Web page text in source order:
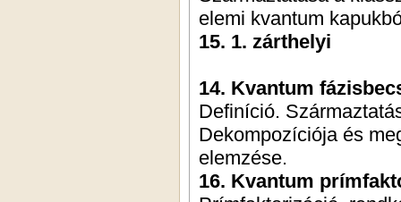
elemi kvantum
15. 1. zárthelyi
14. Kvantum
Definíció.
Dekompozíciója és
elemzése.
16. Kvantum